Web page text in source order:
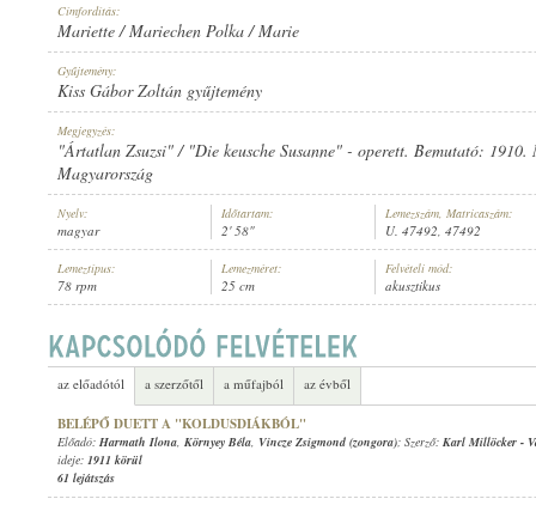
ELŐADÓ: ISMERETLEN ZENÉSZEK (ZONGORA
U. 47492
Címfordítás:
Mariette / Mariechen Polka / Marie
Gyűjtemény:
Kiss Gábor Zoltán gyűjtemény
Megjegyzés:
"Ártatlan Zsuzsi" / "Die keusche Susanne" - operett. Bemutató:
Magyarország
Nyelv:
magyar
Időtartam:
2' 58"
Lemezszám, Matricaszám:
U. 47492, 47492
Lemeztípus:
78 rpm
Lemezméret:
25 cm
Felvételi mód:
akusztikus
az előadótól a szerzőtől a műfajból az évből
BELÉPŐ DUETT A "KOLDUSDIÁKBÓL"
Előadó: Harmath Ilona, Környey Béla, Vincze Zsigmond (zongora); Szerző: Karl Millöcker -
ideje: 1911 körül
61 lejátszás